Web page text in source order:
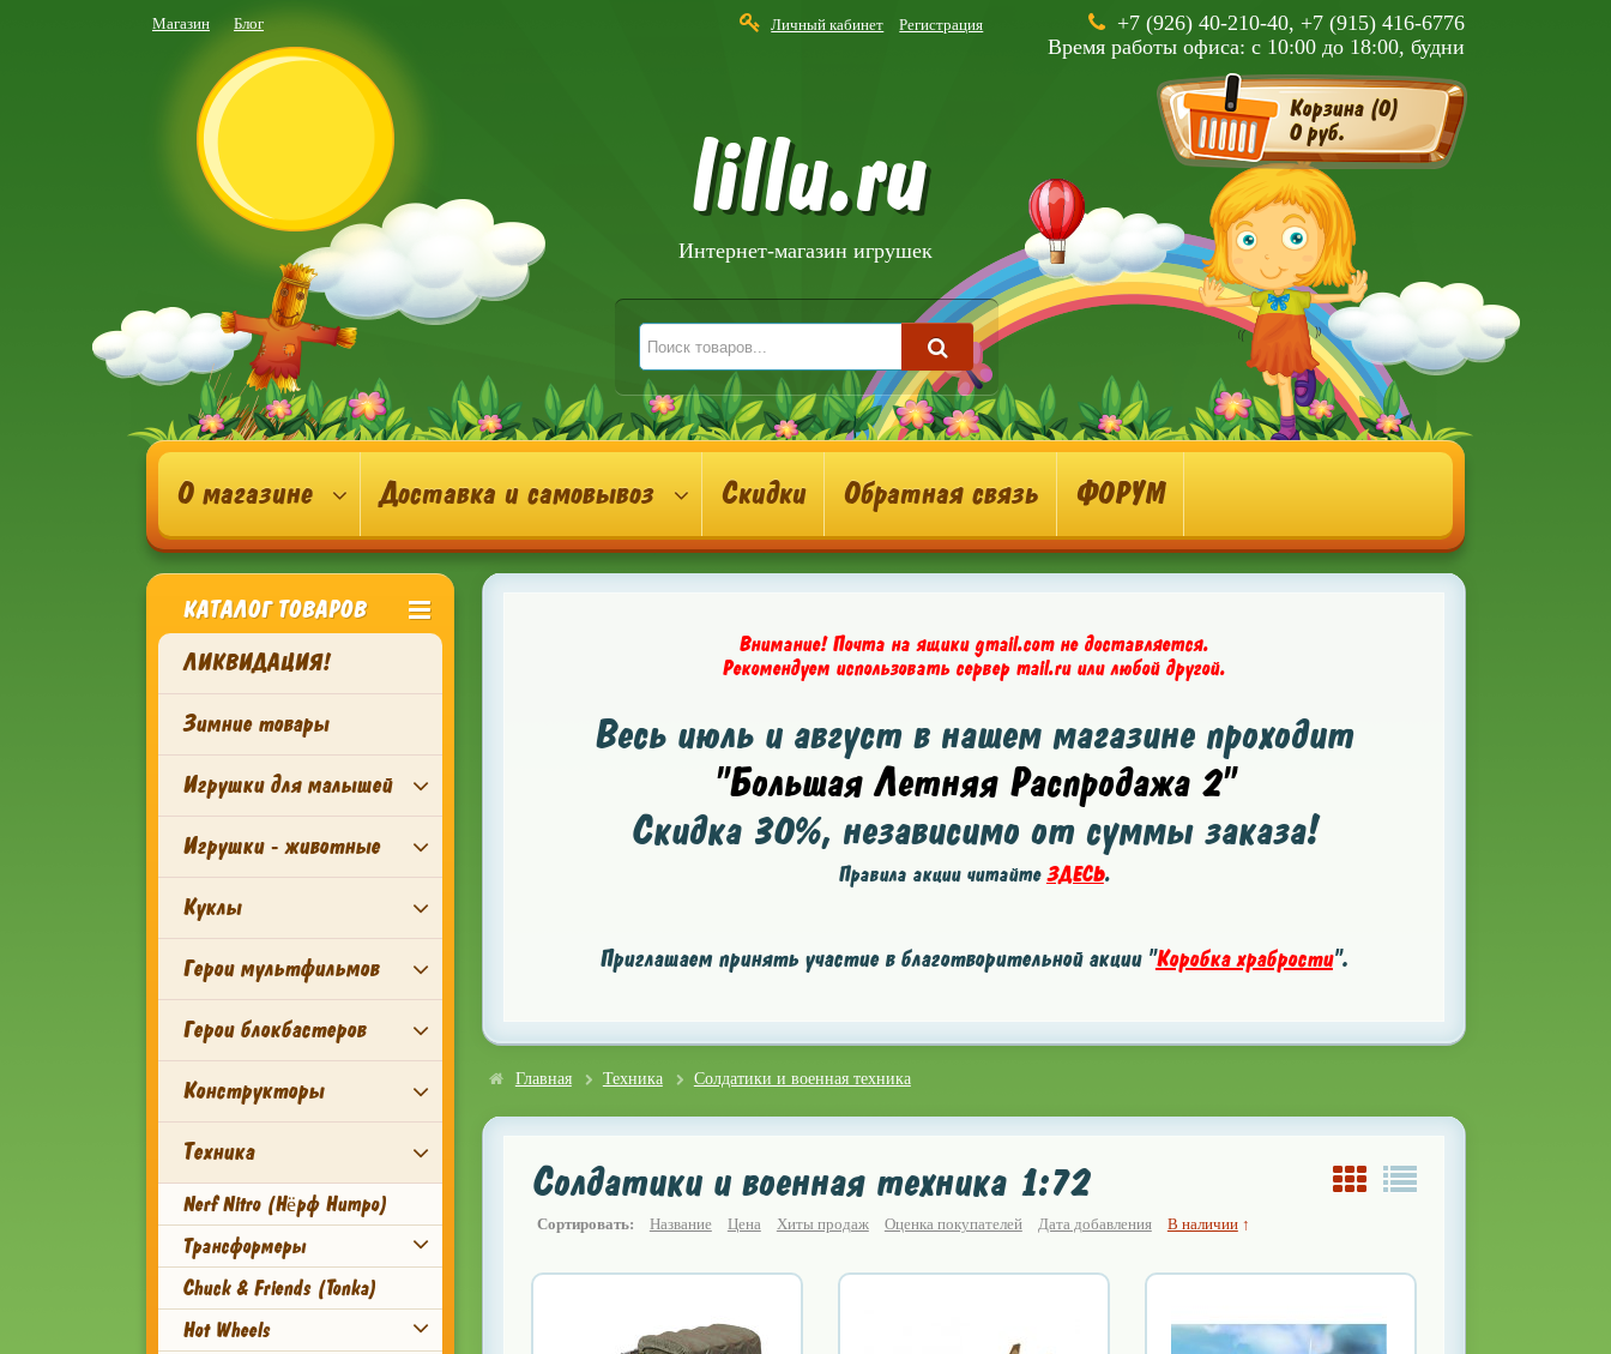
Магазин Блог Личный кабинет Регистрация
+7 (926) 40-210-40, +7 (915) 416-6776
Время работы офиса: с 10:00 до 18:00, будни
lillu.ru
Интернет-магазин игрушек
Корзина (0)
0 руб.
О магазине Доставка и самовывоз Скидки Обратная связь ФОРУМ
КАТАЛОГ ТОВАРОВ
ЛИКВИДАЦИЯ!
Зимние товары
Игрушки для малышей
Игрушки - животные
Куклы
Герои мультфильмов
Герои блокбастеров
Конструкторы
Техника
Nerf Nitro (Нёрф Нитро)
Трансформеры
Chuck & Friends (Tonka)
Hot Wheels
Внимание! Почта на ящики gmail.com не доставляется.
Рекомендуем использовать сервер mail.ru или любой другой.
Весь июль и август в нашем магазине проходит
"Большая Летняя Распродажа 2"
Скидка 30%, независимо от суммы заказа!
Правила акции читайтеЗДЕСЬ.
Приглашаем принять участие в благотворительной акции "Коробка храбрости".
Главная Техника Солдатики и военная техника
Солдатики и военная техника 1:72
Сортировать: Название Цена Хиты продаж Оценка покупателей Дата добавления В наличии↑